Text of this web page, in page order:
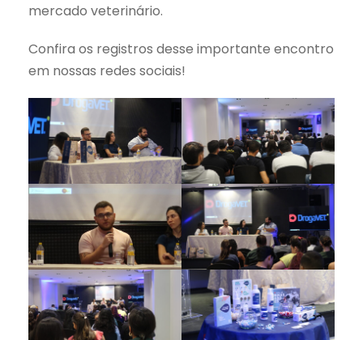
mercado veterinário.
Confira os registros desse importante encontro
em nossas redes sociais!